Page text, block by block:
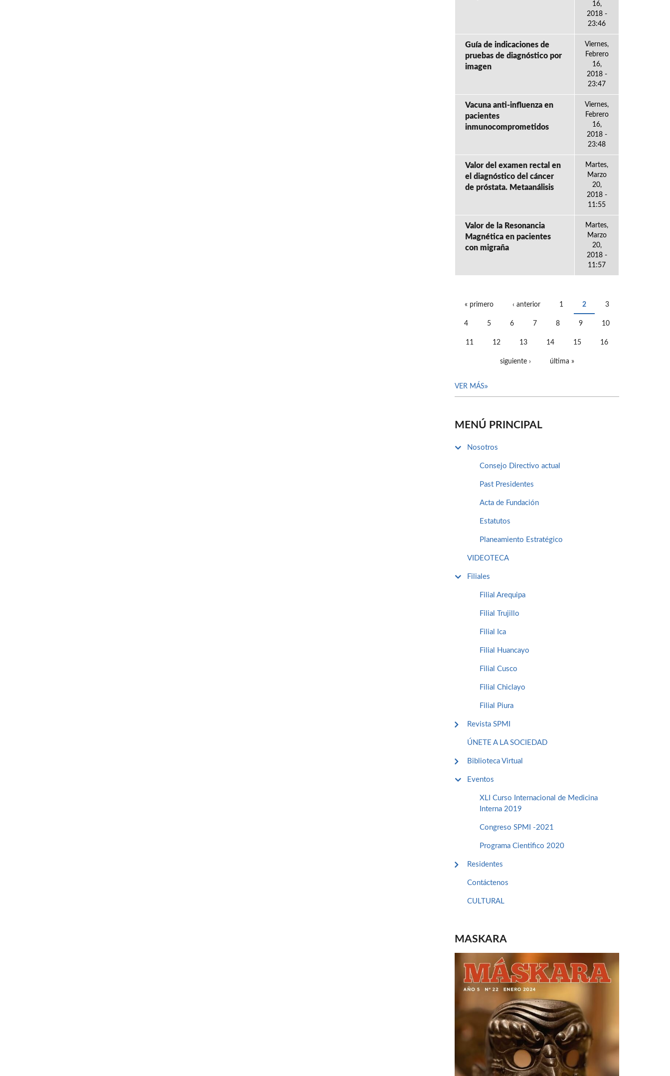
16,
2018 -
23:46
Guía de indicaciones de
pruebas de diagnóstico por
imagen
Viernes,
Febrero
16,
2018 -
23:47
Vacuna anti-influenza en
pacientes
inmunocomprometidos
Viernes,
Febrero
16,
2018 -
23:48
Valor del examen rectal en
el diagnóstico del cáncer
de próstata. Metaanálisis
Martes,
Marzo
20,
2018 -
11:55
Valor de la Resonancia
Magnética en pacientes
con migraña
Martes,
Marzo
20,
2018 -
11:57
« primero ‹ anterior 1 2 3
4 5 6 7 8 9 10
11 12 13 14 15 16
siguiente › última »
VER MÁS
MENÚ PRINCIPAL
Nosotros
Consejo Directivo actual
Past Presidentes
Acta de Fundación
Estatutos
Planeamiento Estratégico
VIDEOTECA
Filiales
Filial Arequipa
Filial Trujillo
Filial Ica
Filial Huancayo
Filial Cusco
Filial Chiclayo
Filial Piura
Revista SPMI
ÚNETE A LA SOCIEDAD
Biblioteca Virtual
Eventos
XLI Curso Internacional de Medicina
Interna 2019
Congreso SPMI -2021
Programa Cientifico 2020
Residentes
Contáctenos
CULTURAL
MASKARA